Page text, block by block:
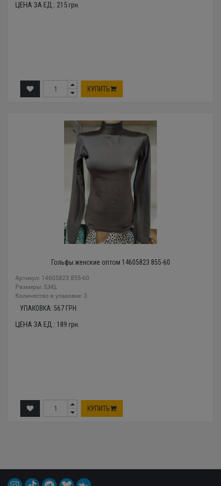
ЦЕНА ЗА ЕД.: 215грн.
КУПИТЬ
Гольфы женские оптом 14605823 855-60
Артикул: 14605823 855-60
Размеры: S,M,L
Количество в упаковке: 3
УПАКОВКА: 567 ГРН.
ЦЕНА ЗА ЕД.: 189 грн.
КУПИТЬ